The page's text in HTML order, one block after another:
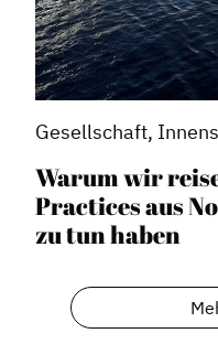
Kooperationen
Service
Podcast
News
Presse
Mosaik
Gesellschaft,
Warum wir
Practices aus
zu tun haben